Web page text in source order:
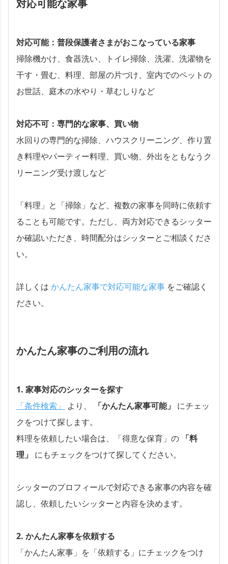
対応可能な家事
対応可能：普段保護者さまがおこなっている家事
掃除機かけ、食器洗い、トイレ掃除、洗濯、洗濯物を
干す・畳む、料理、部屋の片づけ、室内でのペットの
お世話、庭木の水やり・草むしりなど
対応不可：専門的な家事、買い物
水回りの専門的な掃除、ハウスクリーニング、作り置
き料理やパーティー料理、買い物、外出をともなうク
リーニング受け渡しなど
「料理」と「掃除」など、複数の家事を同時に依頼す
ることも可能です。ただし、両方対応できるシッター
か確認いただき、時間配分はシッターとご相談くださ
い。
詳しくは かんたん家事で対応可能な家事 をご確認く
ださい。
かんたん家事のご利用の流れ
1. 家事対応のシッターを探す
「条件検索」
より、 「かんたん家事可能」
にチェッ
クをつけて探します。
料理を依頼したい場合は、「得意な保育」の 「料
理」
にもチェックをつけて探してください。
シッターのプロフィールで対応できる家事の内容を確
認し、依頼したいシッターと内容を決めます。
2. かんたん家事を依頼する
「かんたん家事」を「依頼する」にチェックをつけ